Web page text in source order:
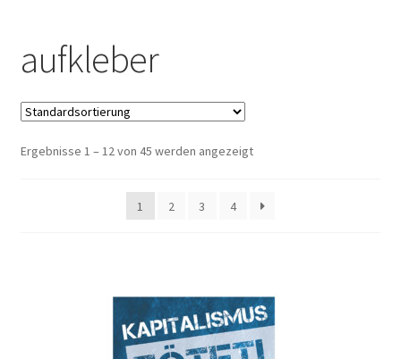
aufkleber
Ergebnisse 1 – 12 von 45 werden angezeigt
1 2 3 4